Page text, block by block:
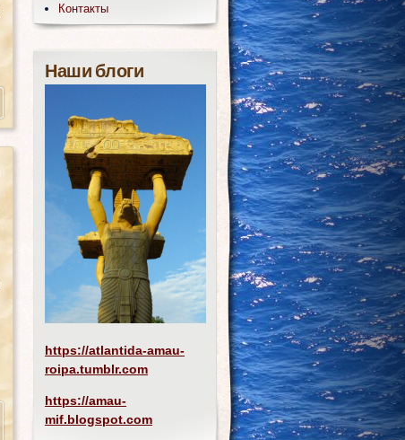
Контакты
Наши блоги
https://atlantida-amau-
roipa.tumblr.com
https://amau-
mif.blogspot.com